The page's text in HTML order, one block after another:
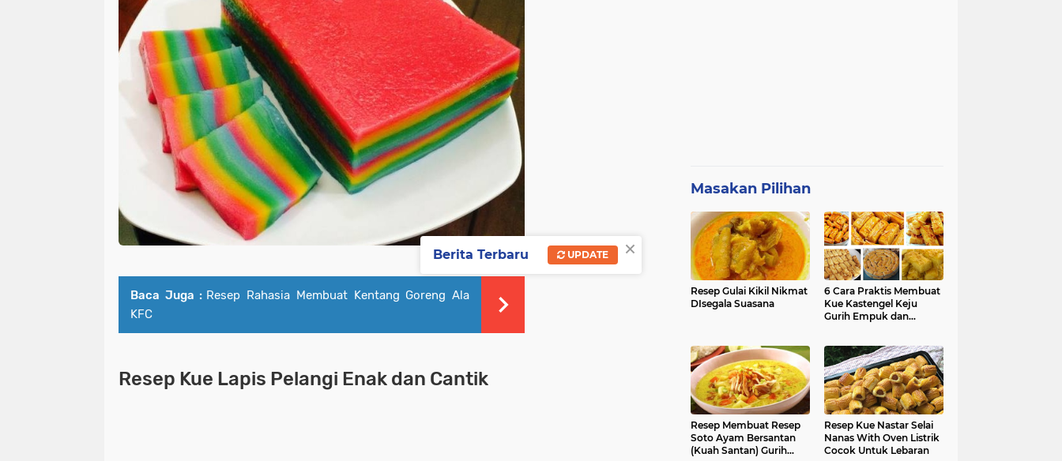
Baca Juga : Resep Rahasia Membuat Kentang Goreng Ala
KFC
Resep Kue Lapis Pelangi Enak dan Cantik
Masakan Pilihan
Resep Gulai Kikil Nikmat
DIsegala Suasana
6 Cara Praktis Membuat
Kue Kastengel Keju
Gurih Empuk dan
Resep Membuat Resep
Soto Ayam Bersantan
(Kuah Santan) Gurih
Resep Kue Nastar Selai
Nanas With Oven Listrik
Cocok Untuk Lebaran
×
Berita Terbaru UPDATE